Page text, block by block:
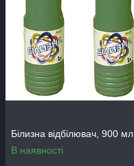
Білизна відбілювач, 900 мл
В наявності